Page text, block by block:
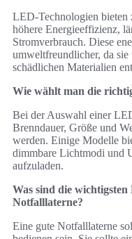
LED-Technologien bieten
höhere Energieeffizienz,
Stromverbrauch. Diese
umweltfreundlicher, da
schädlichen Materialien
Wie wählt man die
Bei der Auswahl einer
Brenndauer, Größe und
werden. Einige Modelle
dimmbare Lichtmodi und
aufzuladen.
Was sind die
Notfalllaterne?
Eine gute Notfalllaterne